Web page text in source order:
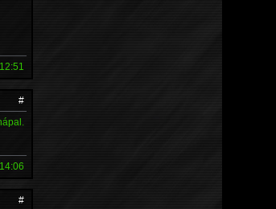
#
#